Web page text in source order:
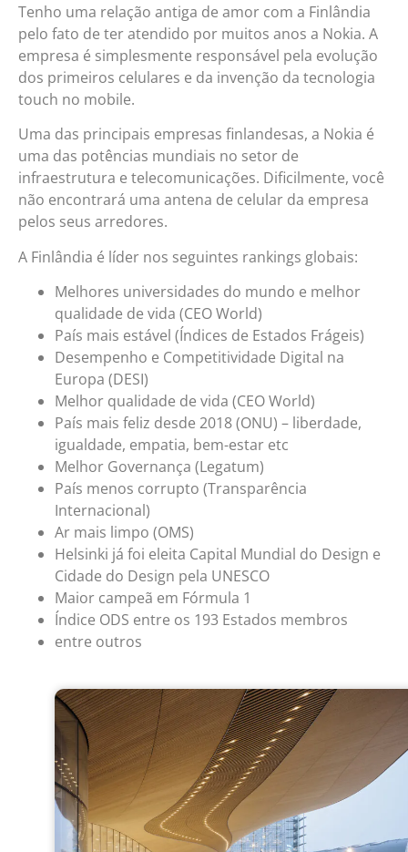
Tenho uma relação antiga de amor com a Finlândia
pelo fato de ter atendido por muitos anos a Nokia. A
empresa é simplesmente responsável pela evolução
dos primeiros celulares e da invenção da tecnologia
touch no mobile.
Uma das principais empresas finlandesas, a Nokia é
uma das potências mundiais no setor de
infraestrutura e telecomunicações. Dificilmente, você
não encontrará uma antena de celular da empresa
pelos seus arredores.
A Finlândia é líder nos seguintes rankings globais:
Melhores universidades do mundo e melhor
qualidade de vida (CEO World)
País mais estável (Índices de Estados Frágeis)
Desempenho e Competitividade Digital na
Europa (DESI)
Melhor qualidade de vida (CEO World)
País mais feliz desde 2018 (ONU) – liberdade,
igualdade, empatia, bem-estar etc
Melhor Governança (Legatum)
País menos corrupto (Transparência
Internacional)
Ar mais limpo (OMS)
Helsinki já foi eleita Capital Mundial do Design e
Cidade do Design pela UNESCO
Maior campeã em Fórmula 1
Índice ODS entre os 193 Estados membros
entre outros